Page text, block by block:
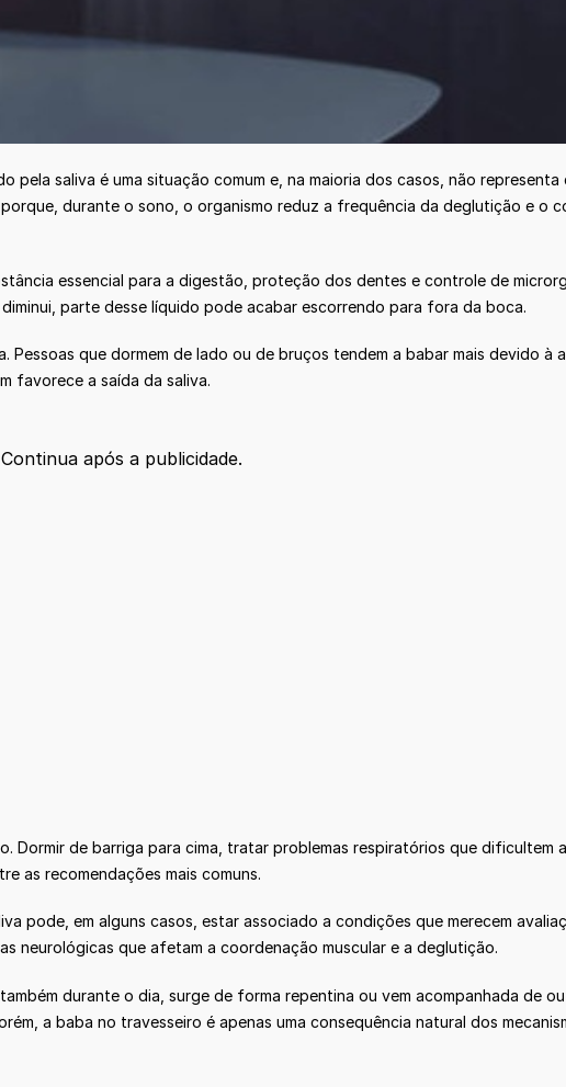
saliva é uma situação comum e, na maioria dos casos, não representa
durante o sono, o organismo reduz a frequência da deglutição e o
essencial para a digestão, proteção dos dentes e controle de
parte desse líquido pode acabar escorrendo para fora da boca.
que dormem de lado ou de bruços tendem a babar mais devido à
favorece a saída da saliva.
Continua após a publicidade.
Dormir de barriga para cima, tratar problemas respiratórios que dificultem
as recomendações mais comuns.
pode, em alguns casos, estar associado a condições que merecem
neurológicas que afetam a coordenação muscular e a deglutição.
durante o dia, surge de forma repentina ou vem acompanhada de
a baba no travesseiro é apenas uma consequência natural dos